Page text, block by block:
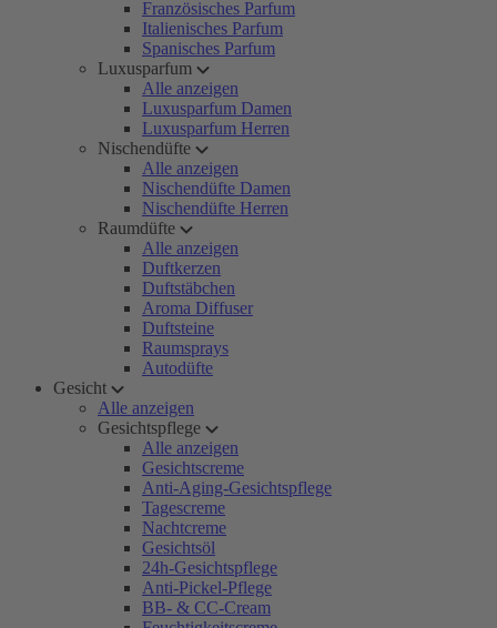
Französisches Parfum
Italienisches Parfum
Spanisches Parfum
Luxusparfum
Alle anzeigen
Luxusparfum Damen
Luxusparfum Herren
Nischendüfte
Alle anzeigen
Nischendüfte Damen
Nischendüfte Herren
Raumdüfte
Alle anzeigen
Duftkerzen
Duftstäbchen
Aroma Diffuser
Duftsteine
Raumsprays
Autodüfte
Gesicht
Alle anzeigen
Gesichtspflege
Alle anzeigen
Gesichtscreme
Anti-Aging-Gesichtspflege
Tagescreme
Nachtcreme
Gesichtsöl
24h-Gesichtspflege
Anti-Pickel-Pflege
BB- & CC-Cream